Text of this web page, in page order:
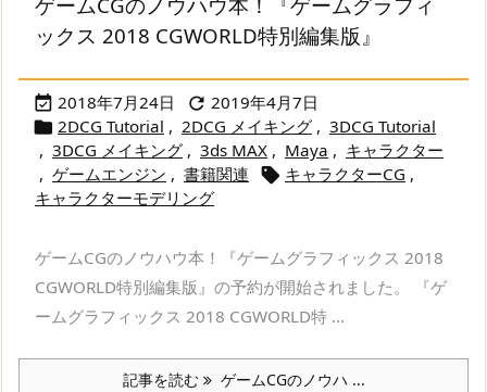
ックス 2018 CGWORLD特別編集版』
 2018年7月24日  2019年4月7日
 2DCG Tutorial , 2DCG メイキング , 3DCG Tutorial
, 3DCG メイキング , 3ds MAX , Maya , キャラクター
, ゲームエンジン , 書籍関連  キャラクターCG ,
キャラクターモデリング
ゲームCGのノウハウ本！『ゲームグラフィックス 2018
CGWORLD特別編集版』の予約が開始されました。 『ゲ
ームグラフィックス 2018 CGWORLD特 ...
記事を読む ゲームCGのノウハ ...